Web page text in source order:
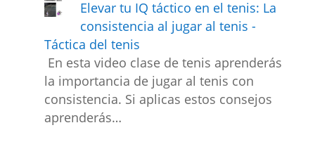
Elevar tu IQ táctico en el tenis: La
consistencia al jugar al tenis -
Táctica del tenis
En esta video clase de tenis aprenderás
la importancia de jugar al tenis con
consistencia. Si aplicas estos consejos
aprenderás…